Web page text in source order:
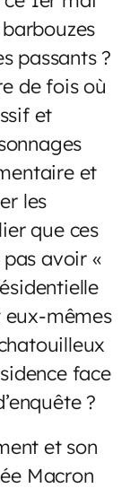
passants ?
de fois où
et
et
les
que ces
avoir «
eux-mêmes
face
?
et son
Macron